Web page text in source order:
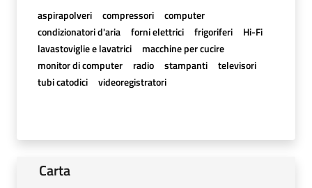
aspirapolveri compressori
computer
condizionatori d'aria
forni elettrici frigoriferi
Hi-Fi
lavastoviglie e lavatrici
macchine per cucire
monitor di computer
radio stampanti
televisori
tubi catodici
videoregistratori
Carta